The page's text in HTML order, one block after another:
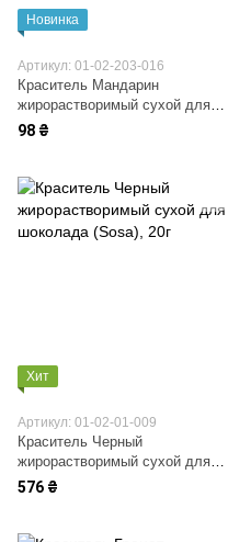
Новинка
Артикул: 01-02-203-016
Краситель Мандарин
жирорастворимый сухой для
шоколада (Zefirka)
98 ₴
Хит
Артикул: 01-02-01-009
Краситель Черный
жирорастворимый сухой для
шоколада (Sosa)
576 ₴